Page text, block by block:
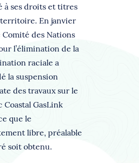
à ses droits et titres
En janvier
Comité des Nations
l’élimination de la
raciale a
la suspension
des travaux sur le
Coastal GasLink
que le
libre, préalable
soit obtenu.